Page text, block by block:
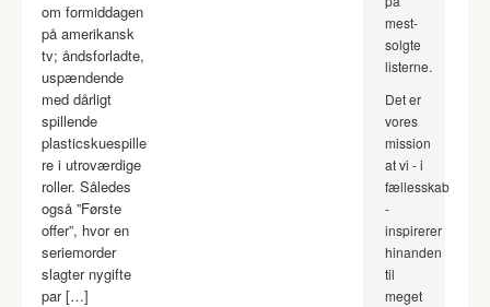
om formiddagen
på amerikansk
tv; åndsforladte,
uspændende
med dårligt
spillende
plasticskuespille
re i utroværdige
roller. Således
også ”Første
offer”, hvor en
seriemorder
slagter nygifte
par […]
mest-
solgte
listerne.
Det er
vores
mission
at vi - i
fællesskab
-
inspirerer
hinanden
til
meget